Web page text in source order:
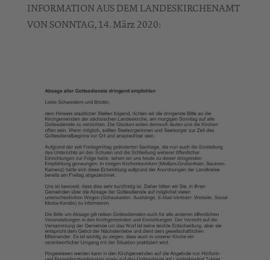
INFORMATION AUS DEM LANDESKIRCHENAMT
VON SONNTAG, 14. März 2020: